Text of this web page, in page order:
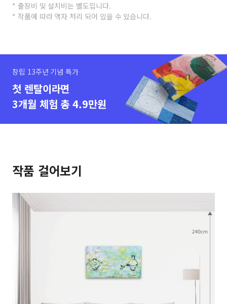
* 출장비 및 설치비는 별도입니다.
* 작품에 따라 액자 처리 되어 있을 수 있습니다.
창립 13주년 기념 특가
첫 렌탈이라면
3개월 체험 총 4.9만원
작품 걸어보기